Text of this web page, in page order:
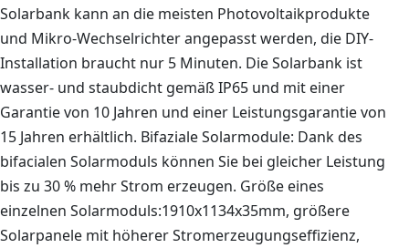
Solarbank kann an die meisten Photovoltaikprodukte
und Mikro-Wechselrichter angepasst werden, die DIY-
Installation braucht nur 5 Minuten. Die Solarbank ist
wasser- und staubdicht gemäß IP65 und mit einer
Garantie von 10 Jahren und einer Leistungsgarantie von
15 Jahren erhältlich. Bifaziale Solarmodule: Dank des
bifacialen Solarmoduls können Sie bei gleicher Leistung
bis zu 30 % mehr Strom erzeugen. Größe eines
einzelnen Solarmoduls:1910x1134x35mm, größere
Solarpanele mit höherer Stromerzeugungseffizienz,